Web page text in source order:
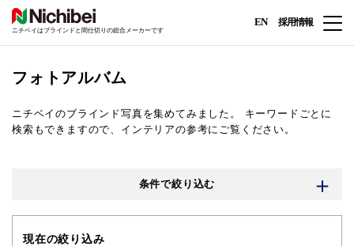
ニチベイはブラインドと間仕切りの総合メーカーです
EN 採用情報
フォトアルバム
ニチベイのブラインド写真を集めてみました。
キーワードごとに
検索もできますので、インテリアの参考にご覧ください。
条件で絞り込む
現在の絞り込み